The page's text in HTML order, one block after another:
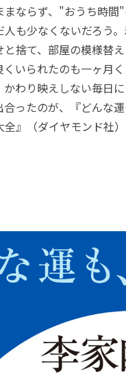
ならず、"おうち時間
も少なくないだろう
捨て、部屋の模様替
くいられたのも一ヶ月
わり映えしない毎日
合ったのが、『どんな
』（ダイヤモンド社）